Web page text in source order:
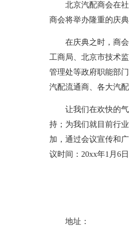
北京汽配商会在
商会将举办隆重的庆
在庆典之时，商
工商局、北京市技术
管理处等政府职能部
汽配流通商、各大汽
让我们在欢快的
持；为我们就目前行
加，通过会议宣传和
议时间：20xx年1月6
地址：